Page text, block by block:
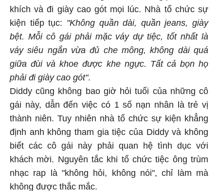
khích và đi giày cao gót mọi lúc. Nhà tổ chức sự
kiện tiếp tục: "Không quần dài, quần jeans, giày
bệt. Mỗi cô gái phải mặc váy dự tiệc, tốt nhất là
váy siêu ngắn vừa đủ che mông, không dài quá
giữa đùi và khoe được khe ngực. Tất cả bọn họ
phải đi giày cao gót".
Diddy cũng không bao giờ hỏi tuổi của những cô
gái này, dẫn đến việc có 1 số nạn nhân là trẻ vị
thành niên. Tuy nhiên nhà tổ chức sự kiện khẳng
định anh không tham gia tiệc của Diddy và không
biết các cô gái này phải quan hệ tình dục với
khách mời. Nguyên tắc khi tổ chức tiệc ông trùm
nhạc rap là "không hỏi, không nói", chỉ làm mà
không được thắc mắc.